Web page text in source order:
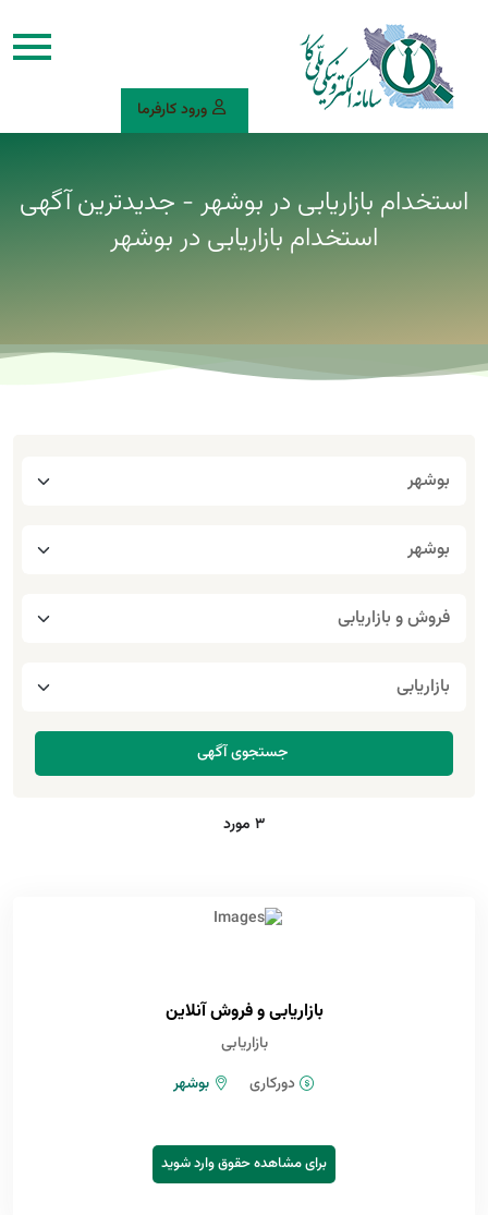
ورود کارفرما
استخدام بازاریابی در بوشهر - جدیدترین آگهی
استخدام بازاریابی در بوشهر
3 مورد
بازاریابی و فروش آنلاین
بازاریابی
دورکاری
بوشهر
برای مشاهده حقوق وارد شوید